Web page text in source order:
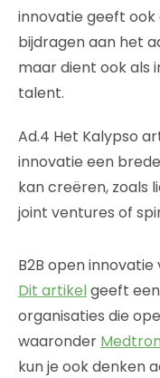
innovatie geeft ook
bijdragen aan het
maar dient ook als
talent.
Ad.4 Het Kalypso
innovatie een
kan creëren, zoals
joint ventures of
B2B open
Dit artikelgeeft
organisaties die
waaronder
kun je ook denken